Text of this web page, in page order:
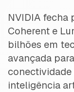
NVIDIA fecha
Coherent e
bilhões em
avançada
inteligência